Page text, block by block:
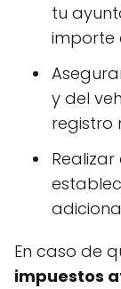
tu
importe
y del
registro
En caso de
impuestos